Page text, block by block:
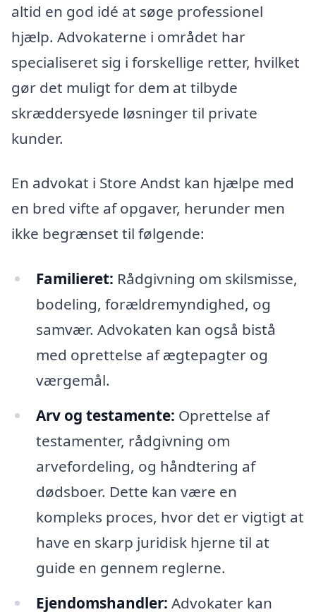
altid en god idé at søge professionel
hjælp. Advokaterne i området har
specialiseret sig i forskellige retter, hvilket
gør det muligt for dem at tilbyde
skræddersyede løsninger til private
kunder.
En advokat i Store Andst kan hjælpe med
en bred vifte af opgaver, herunder men
ikke begrænset til følgende:
Familieret: Rådgivning om skilsmisse,
bodeling, forældremyndighed, og
samvær. Advokaten kan også bistå
med oprettelse af ægtepagter og
værgemål.
Arv og testamente: Oprettelse af
testamenter, rådgivning om
arvefordeling, og håndtering af
dødsboer. Dette kan være en
kompleks proces, hvor det er vigtigt at
have en skarp juridisk hjerne til at
guide en gennem reglerne.
Ejendomshandler: Advokater kan